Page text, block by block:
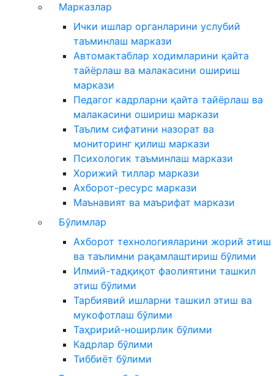
Марказлар
Ички ишлар органларини услубий
таъминлаш маркази
Автомактаблар ходимларини қайта
тайёрлаш ва малакасини ошириш
маркази
Педагог кадрларни қайта тайёрлаш ва
малакасини ошириш маркази
Таълим сифатини назорат ва
мониторинг қилиш маркази
Психологик таъминлаш маркази
Хорижий тиллар маркази
Ахборот-ресурс маркази
Маънавият ва маърифат маркази
Бўлимлар
Ахборот технологияларини жорий этиш
ва таълимни рақамлаштириш бўлими
Илмий-тадқиқот фаолиятини ташкил
этиш бўлими
Тарбиявий ишларни ташкил этиш ва
мукофотлаш бўлими
Таҳририй-ноширлик бўлими
Кадрлар бўлими
Тиббиёт бўлими